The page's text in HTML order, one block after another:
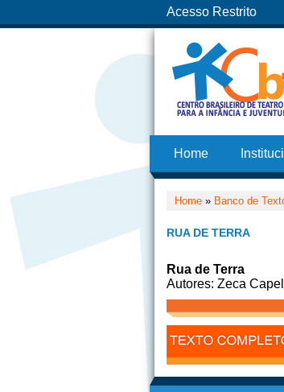
Acesso Restrito
Home
Home » Banco de
RUA DE TERRA
Rua de Terra
Autores: Zeca